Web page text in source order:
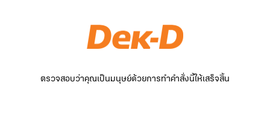
ตรวจสอบว่าคุณเป็นมนุษย์ด้วยการทำคำสั่งนี้ให้เสร็จสิ้น